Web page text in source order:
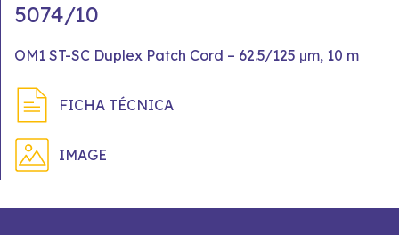
5074/10
OM1 ST-SC Duplex Patch Cord – 62.5/125 μm, 10 m
FICHA TÉCNICA
IMAGE